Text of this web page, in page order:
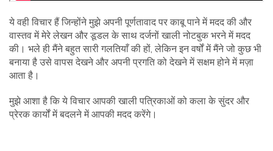
ये वही विचार हैं जिन्होंने मुझे अपनी पूर्णतावाद पर काबू पाने में मदद की और
वास्तव में मेरे लेखन और डूडल के साथ दर्जनों खाली नोटबुक भरने में मदद
की। भले ही मैंने बहुत सारी गलतियाँ की हों, लेकिन इन वर्षों में मैंने जो कुछ भी
बनाया है उसे वापस देखने और अपनी प्रगति को देखने में सक्षम होने में मज़ा
आता है।
मुझे आशा है कि ये विचार आपकी खाली पत्रिकाओं को कला के सुंदर और
प्रेरक कार्यों में बदलने में आपकी मदद करेंगे।